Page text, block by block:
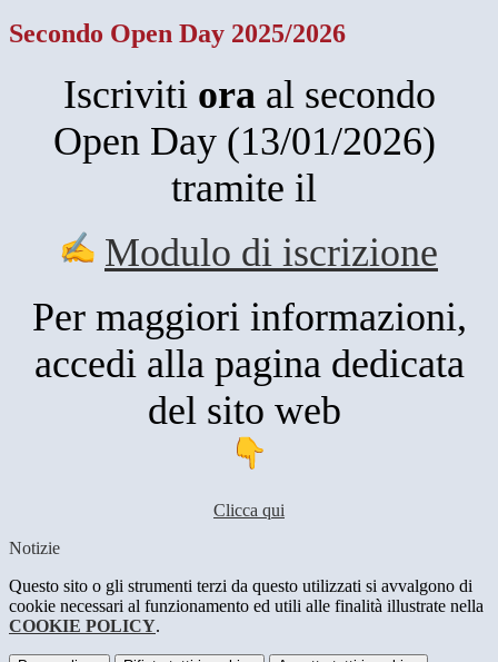
Secondo Open Day 2025/2026
Iscriviti ora al secondo
Open Day (13/01/2026)
tramite il
Modulo di iscrizione
Per maggiori informazioni,
accedi alla pagina dedicata
del sito web
Clicca qui
Notizie
Questo sito o gli strumenti terzi da questo utilizzati si avvalgono di
cookie necessari al funzionamento ed utili alle finalità illustrate nella
COOKIE POLICY.